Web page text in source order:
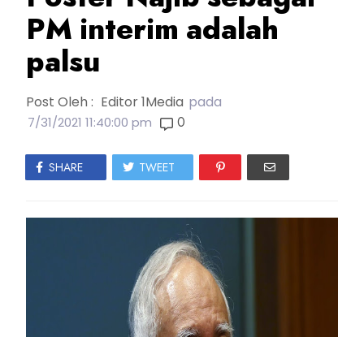
PM interim adalah
palsu
Post Oleh : Editor 1Media pada
7/31/2021 11:40:00 pm 0
SHARE TWEET